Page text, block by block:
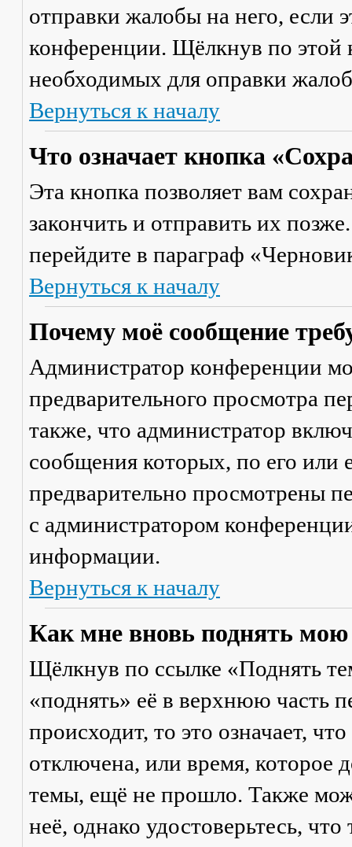
отправки жалобы на него, если
конференции. Щёлкнув по этой
необходимых для оправки
Вернуться к началу
Что означает кнопка
Эта кнопка позволяет вам
закончить и отправить их
перейдите в параграф
Вернуться к началу
Почему моё сообщение
Администратор конференции
предварительного просмотра
также, что администратор
сообщения которых, по его
предварительно просмотрены
с администратором
информации.
Вернуться к началу
Как мне вновь поднять мою
Щёлкнув по ссылке «Поднять
«поднять» её в верхнюю часть
происходит, то это означает,
отключена, или время, которое
темы, ещё не прошло. Также
неё, однако удостоверьтесь,